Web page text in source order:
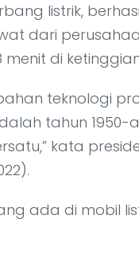
listrik,
dari
di ketinggian
teknologi
tahun
kata
ada di mobil